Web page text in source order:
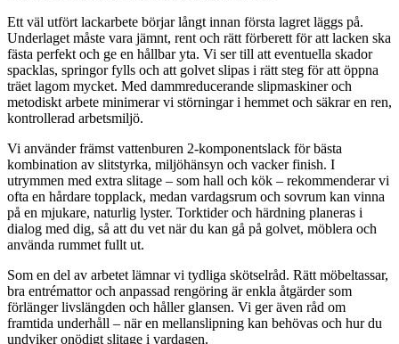
Ett väl utfört lackarbete börjar långt innan första lagret läggs på.
Underlaget måste vara jämnt, rent och rätt förberett för att lacken ska
fästa perfekt och ge en hållbar yta. Vi ser till att eventuella skador
spacklas, springor fylls och att golvet slipas i rätt steg för att öppna
träet lagom mycket. Med dammreducerande slipmaskiner och
metodiskt arbete minimerar vi störningar i hemmet och säkrar en ren,
kontrollerad arbetsmiljö.
Vi använder främst vattenburen 2‑komponentslack för bästa
kombination av slitstyrka, miljöhänsyn och vacker finish. I
utrymmen med extra slitage – som hall och kök – rekommenderar vi
ofta en hårdare topplack, medan vardagsrum och sovrum kan vinna
på en mjukare, naturlig lyster. Torktider och härdning planeras i
dialog med dig, så att du vet när du kan gå på golvet, möblera och
använda rummet fullt ut.
Som en del av arbetet lämnar vi tydliga skötselråd. Rätt möbeltassar,
bra entrémattor och anpassad rengöring är enkla åtgärder som
förlänger livslängden och håller glansen. Vi ger även råd om
framtida underhåll – när en mellanslipning kan behövas och hur du
undviker onödigt slitage i vardagen.